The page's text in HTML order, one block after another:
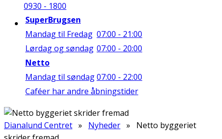
0930 - 1800
SuperBrugsen
Mandag til Fredag 07:00 - 21:00
Lørdag og søndag 07:00 - 20:00
Netto
Mandag til søndag07:00 - 22:00
Caféer har andre åbningstider
Dianalund Centret » Nyheder » Netto byggeriet